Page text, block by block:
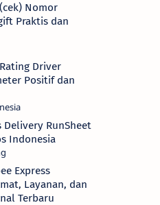
Nomor
Praktis dan
Driver
Positif dan
Delivery RunSheet
Indonesia
Express
Layanan, dan
Terbaru